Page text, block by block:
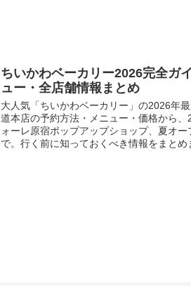
ちいかわベーカリー2026完全ガ
ュー・全店舗情報まとめ
大人気「ちいかわベーカリー」の2026年
道本店の予約方法・メニュー・価格から
ォーレ原宿ポップアップショップ、夏オー
で。行く前に知っておくべき情報をまとめ